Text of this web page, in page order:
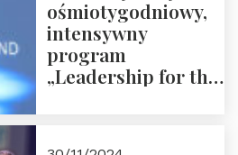
ośmiotygodniowy,
intensywny
program
„Leadership for the